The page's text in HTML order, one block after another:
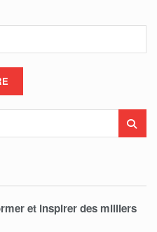
et inspirer des milliers